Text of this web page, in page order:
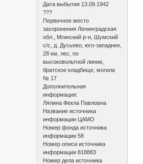
Дата выбытия 13.09.1942
???
Первичное место
захоронения Ленинградская
обл., Мгинский р-н, Шумский
с/с, д. Дусьево, юго-западнее,
28 км, лес, по
высоковольтной линии,
братское кладбище, могила
№ 17
Дополнительная
информация:
Лялина Фекла Павловна
Название источника
информации ЦАМО
Номер фонда источника
информации 58
Номер описи источника
информации 818883
Номер дела источника